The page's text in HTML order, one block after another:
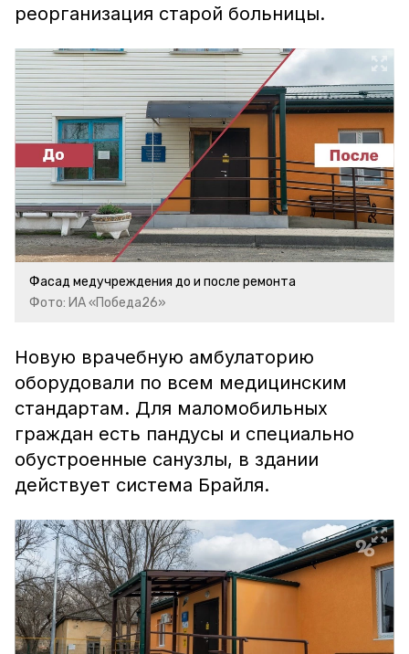
реорганизация старой больницы.
Фасад медучреждения до и после ремонта
Фото: ИА «Победа26»
Новую врачебную амбулаторию
оборудовали по всем медицинским
стандартам. Для маломобильных
граждан есть пандусы и специально
обустроенные санузлы, в здании
действует система Брайля.